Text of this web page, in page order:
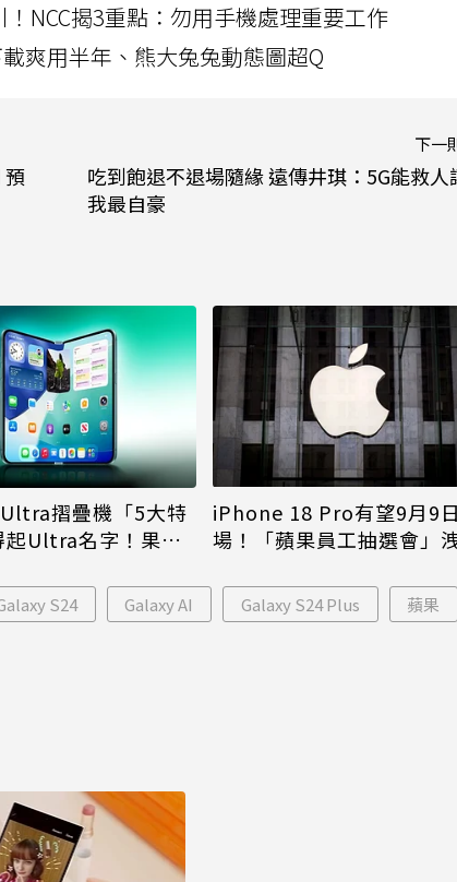
NCC揭3重點：勿用手機處理重要工作
爽用半年、熊大兔兔動態圖超Q
下一
吃到飽退不退場隨緣 遠傳井琪：5G能救人
我最自豪
摺疊機「5大特
起Ultra名字！果粉
iPhone 18 Pro有望9月9
場！「蘋果員工抽選會」
S24 Galaxy AI Galaxy S24 Plus 蘋果